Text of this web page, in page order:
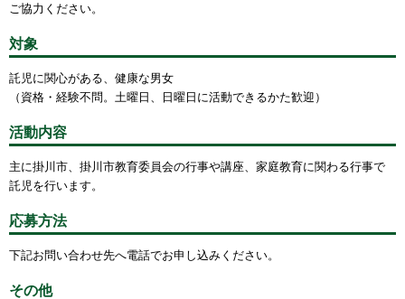
ご協力ください。
対象
託児に関心がある、健康な男女
（資格・経験不問。土曜日、日曜日に活動できるかた歓迎）
活動内容
主に掛川市、掛川市教育委員会の行事や講座、家庭教育に関わる行事で
託児を行います。
応募方法
下記お問い合わせ先へ電話でお申し込みください。
その他